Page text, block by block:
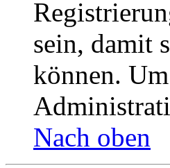
sein, damit
können.
Nach oben